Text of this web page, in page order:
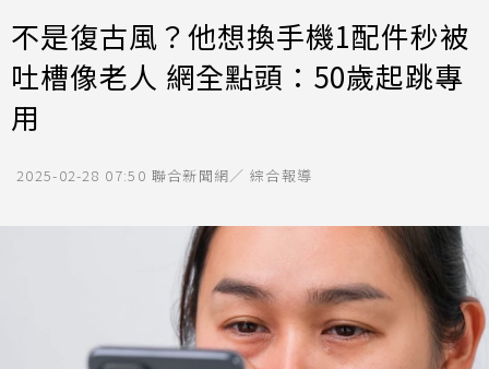
不是復古風？他想換手機1配件秒被
吐槽像老人 網全點頭：50歲起跳專
用
2025-02-28 07:50 聯合新聞網／ 綜合報導